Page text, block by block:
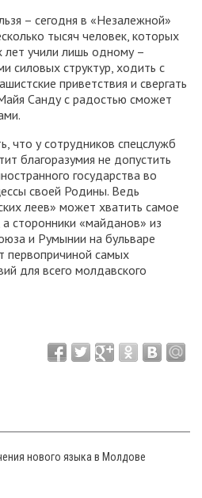
– сегодня в «Незалежной»
тысяч человек, которых
лет учили лишь одному –
силовых структур, ходить с
приветствия и свергать
Санду с радостью сможет
что у сотрудников спецслужб
благоразумия не допустить
государства во
своей Родины. Ведь
леев» может хватить самое
сторонники «майданов» из
и Румынии на бульваре
первопричиной самых
для всего молдавского
нового языка в Молдове